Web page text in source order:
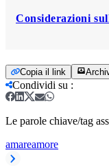
Considerazioni
Copia il link
Condividi su :
Le parole chiave/tag
amareamore